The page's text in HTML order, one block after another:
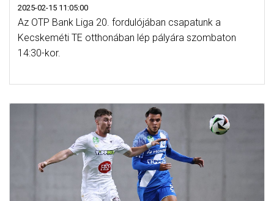
2025-02-15 11:05:00
Az OTP Bank Liga 20. fordulójában csapatunk a
Kecskeméti TE otthonában lép pályára szombaton
14:30-kor.